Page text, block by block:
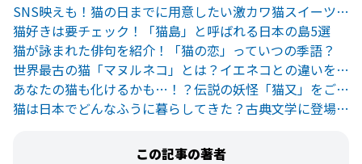
SNS映えも！猫の日までに用意したい激カワ猫スイーツ8選
猫好きは要チェック！「猫島」と呼ばれる日本の島5選
猫が詠まれた俳句を紹介！「猫の恋」っていつの季語？
世界最古の猫「マヌルネコ」とは？イエネコとの違いを解説！
あなたの猫も化けるかも…！？伝説の妖怪「猫又」をご紹介
猫は日本でどんなふうに暮らしてきた？古典文学に登場する猫たち
この記事の著者